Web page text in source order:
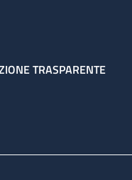
TRASPARENTE